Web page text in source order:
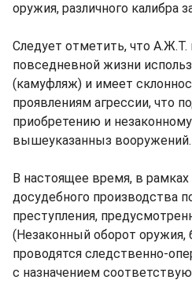
оружия, различного калибра
Следует отметить, что А.Ж.Т.
повседневной жизни
(камуфляж) и имеет
проявлениям агрессии, что
приобретению и
вышеуказанныз вооружений.
В настоящее время, в рамках
досудебного производства
преступления,
(Незаконный оборот оружия,
проводятся следственно-
с назначением